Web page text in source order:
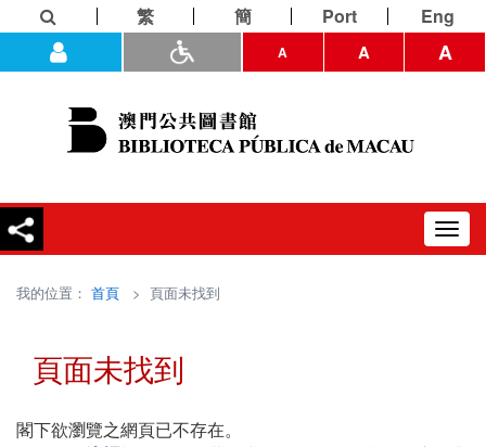
繁 簡 Port Eng
A A A
我的位置： 首頁 > 頁面未找到
頁面未找到
閣下欲瀏覽之網頁已不存在。